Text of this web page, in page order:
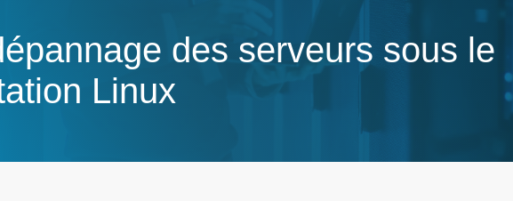
des serveurs sous le
Linux